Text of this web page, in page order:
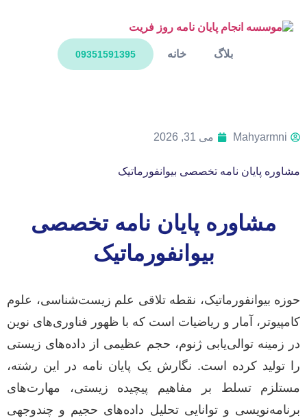
خانه بلاگ 09351591395
Mahyarmni می 31, 2026
مشاوره پایان نامه تخصصی بیوانفورماتیک
مشاوره پایان نامه تخصصی
بیوانفورماتیک
حوزه بیوانفورماتیک، نقطه تلاقی علم زیست‌شناسی، علوم
کامپیوتر، آمار و ریاضیات است که با ظهور فناوری‌های نوین
در زمینه توالی‌یابی ژنوم، حجم عظیمی از داده‌های زیستی
را تولید کرده است. نگارش یک پایان نامه در این رشته،
مستلزم تسلط بر مفاهیم پیچیده زیستی، مهارت‌های
برنامه‌نویسی و توانایی تحلیل داده‌های حجیم و چندوجهی